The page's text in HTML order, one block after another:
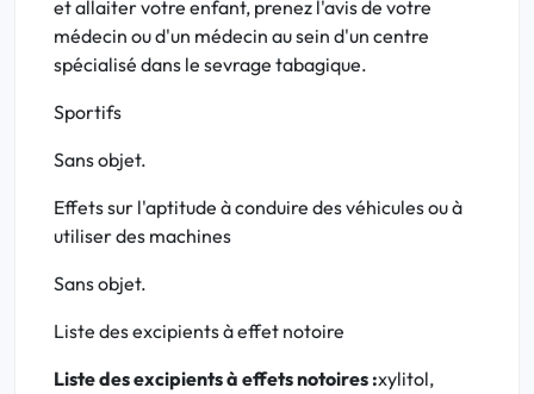
et allaiter votre enfant, prenez l'avis de votre
médecin ou d'un médecin au sein d'un centre
spécialisé dans le sevrage tabagique.
Sportifs
Sans objet.
Effets sur l'aptitude à conduire des véhicules ou à
utiliser des machines
Sans objet.
Liste des excipients à effet notoire
Liste des excipients à effets notoires :xylitol,